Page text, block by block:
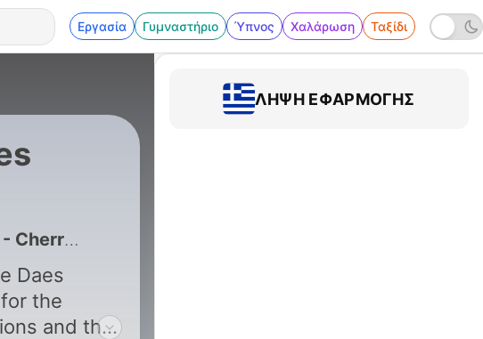
Εργασία Γυμναστήριο Ύπνος Χαλάρωση Ταξίδι
Reggie DAE$ Radio Show
Daes
the
and the
ΛΉΨΗ ΕΦΑΡΜΟΓΉΣ